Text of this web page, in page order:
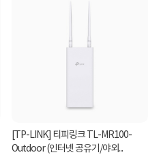
[TP-LINK] 티피링크 TL-MR100-
Outdoor (인터넷 공유기/야외...